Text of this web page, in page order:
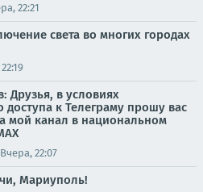
22:21
света во многих городах
Друзья, в условиях
доступа к Телеграму прошу вас
мой канал в национальном
Вчера, 22:07
Мариуполь!